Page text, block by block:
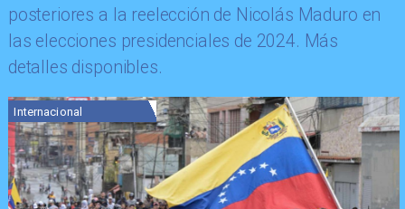
posteriores a la reelección de Nicolás Maduro en
las elecciones presidenciales de 2024. Más
detalles disponibles.
Internacional